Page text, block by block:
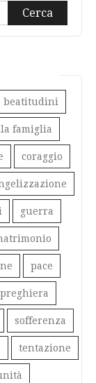
beatitudini
famiglia
coraggio
guerra
pace
preghiera
sofferenza
tentazione